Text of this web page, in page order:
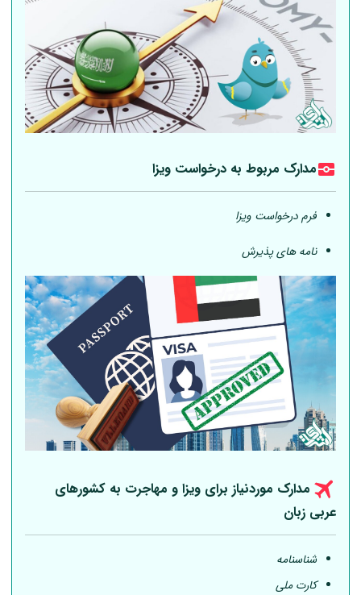
مدارک مربوط به درخواست ویزا
فرم درخواست ویزا
نامه های پذیرش
مدارک موردنیاز برای ویزا و مهاجرت به کشورهای
عربی زبان
شناسنامه
کارت ملی